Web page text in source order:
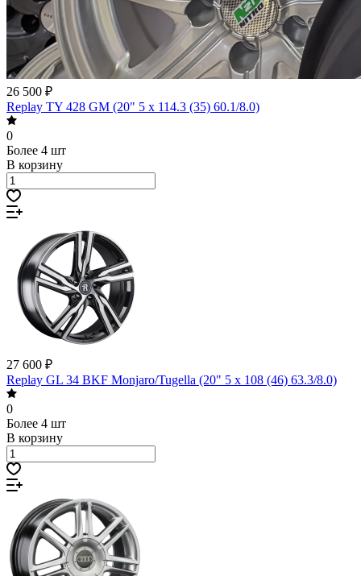
26 500 ₽
Replay TY 428 GM (20" 5 x 114.3 (35) 60.1/8.0)
0
Более 4 шт
В корзину
27 600 ₽
Replay GL 34 BKF Monjaro/Tugella (20" 5 x 108 (46) 63.3/8.0)
0
Более 4 шт
В корзину